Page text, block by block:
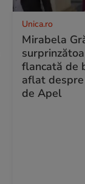
Unica.ro
Mirabela
flancată de
aflat
de Apel